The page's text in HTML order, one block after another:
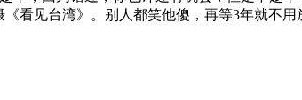
《看见台湾》。别人都笑他傻，再等3年就不